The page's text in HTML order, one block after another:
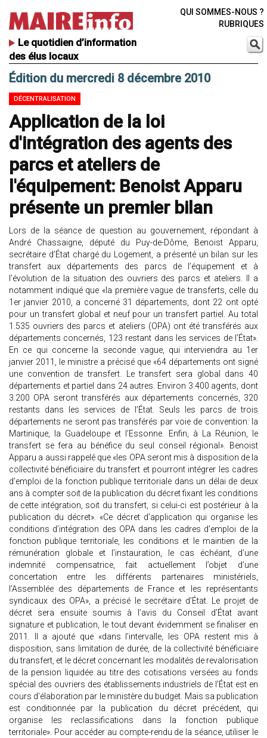
Le quotidien d’information
des élus locaux
QUI SOMMES-NOUS ?
RUBRIQUES
Édition du mercredi 8 décembre 2010
DÉCENTRALISATION
Application de la loi
d'intégration des agents des
parcs et ateliers de
l'équipement: Benoist Apparu
présente un premier bilan
Lors de la séance de question au gouvernement, répondant à
André Chassaigne, député du Puy-de-Dôme, Benoist Apparu,
secrétaire d’État chargé du Logement, a présenté un bilan sur les
transfert aux départements des parcs de l’équipement et à
l’évolution de la situation des ouvriers des parcs et ateliers. Il a
notamment indiqué que «la première vague de transferts, celle du
1er janvier 2010, a concerné 31 départements, dont 22 ont opté
pour un transfert global et neuf pour un transfert partiel. Au total
1.535 ouvriers des parcs et ateliers (OPA) ont été transférés aux
départements concernés, 123 restant dans les services de l’État».
En ce qui concerne la seconde vague, qui interviendra au 1er
janvier 2011, le ministre a précisé que «64 départements ont signé
une convention de transfert. Le transfert sera global dans 40
départements et partiel dans 24 autres. Environ 3.400 agents, dont
3.200 OPA seront transférés aux départements concernés, 320
restants dans les services de l’État. Seuls les parcs de trois
départements ne seront pas transférés par voie de convention: la
Martinique, la Guadeloupe et l’Essonne. Enfin, à La Réunion, le
transfert se fera au bénéfice du seul conseil régional». Benoist
Apparu a aussi rappelé que «les OPA seront mis à disposition de la
collectivité bénéficiaire du transfert et pourront intégrer les cadres
d’emploi de la fonction publique territoriale dans un délai de deux
ans à compter soit de la publication du décret fixant les conditions
de cette intégration, soit du transfert, si celui-ci est postérieur à la
publication du décret». «Ce décret d’application qui organise les
conditions d’intégration des OPA dans les cadres d’emploi de la
fonction publique territoriale, les conditions et le maintien de la
rémunération globale et l’instauration, le cas échéant, d’une
indemnité compensatrice, fait actuellement l’objet d’une
concertation entre les différents partenaires ministériels,
l’Assemblée des départements de France et les représentants
syndicaux des OPA», a précisé le secrétaire d’État. Le projet de
décret sera ensuite soumis à l’avis du Conseil d’État avant
signature et publication, le tout devant évidemment se finaliser en
2011. Il a ajouté que «dans l’intervalle, les OPA restent mis à
disposition, sans limitation de durée, de la collectivité bénéficiaire
du transfert, et le décret concernant les modalités de revalorisation
de la pension liquidée au titre des cotisations versées au fonds
spécial des ouvriers des établissements industriels de l’État est en
cours d’élaboration par le ministère du budget. Mais sa publication
est conditionnée par la publication du décret précédent, qui
organise les reclassifications dans la fonction publique
territoriale». Pour accéder au compte-rendu de la séance, utiliser le